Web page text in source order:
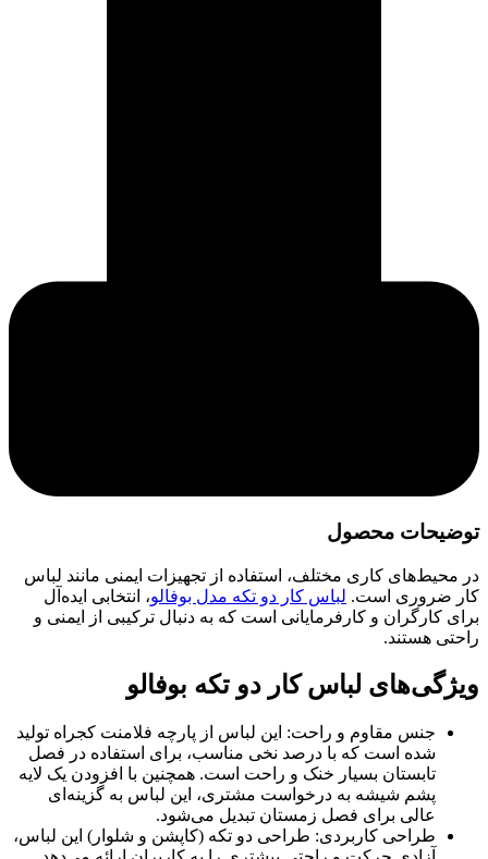
توضیحات محصول
در محیط‌های کاری مختلف، استفاده از تجهیزات ایمنی مانند لباس
کار ضروری است. لباس کار دو تکه مدل بوفالو، انتخابی ایده‌آل
برای کارگران و کارفرمایانی است که به دنبال ترکیبی از ایمنی و
راحتی هستند.
ویژگی‌های لباس کار دو تکه بوفالو
جنس مقاوم و راحت: این لباس از پارچه فلامنت کجراه تولید
شده است که با درصد نخی مناسب، برای استفاده در فصل
تابستان بسیار خنک و راحت است. همچنین با افزودن یک لایه
پشم شیشه به درخواست مشتری، این لباس به گزینه‌ای
عالی برای فصل زمستان تبدیل می‌شود.
طراحی کاربردی: طراحی دو تکه (کاپشن و شلوار) این لباس،